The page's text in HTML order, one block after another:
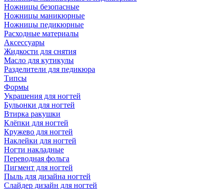
Ножницы безопасные
Ножницы маникюрные
Ножницы педикюрные
Расходные материалы
Аксессуары
Жидкости для снятия
Масло для кутикулы
Разделители для педикюра
Типсы
Формы
Украшения для ногтей
Бульонки для ногтей
Втирка ракушки
Клёпки для ногтей
Кружево для ногтей
Наклейки для ногтей
Ногти накладные
Переводная фольга
Пигмент для ногтей
Пыль для дизайна ногтей
Слайдер дизайн для ногтей